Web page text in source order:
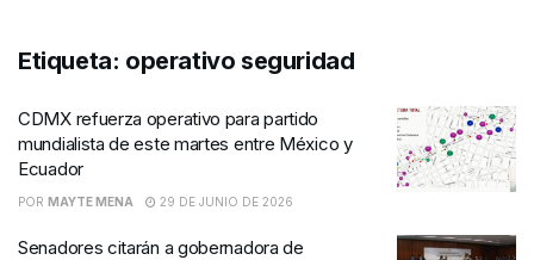
Etiqueta: operativo seguridad
CDMX refuerza operativo para partido
mundialista de este martes entre México y
Ecuador
POR MAYTE MENA 29 DE JUNIO DE 2026
Senadores citarán a gobernadora de